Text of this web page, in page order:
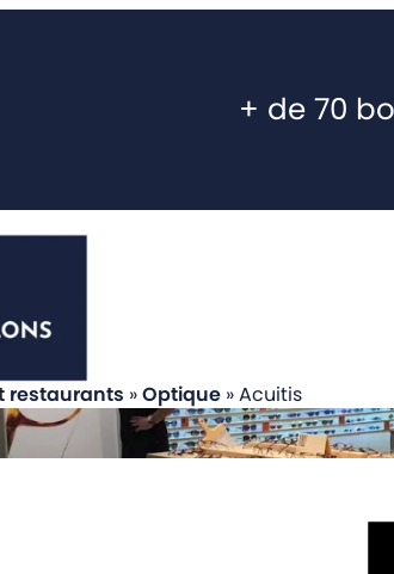
+ de 70
restaurants »Optique »Acuitis